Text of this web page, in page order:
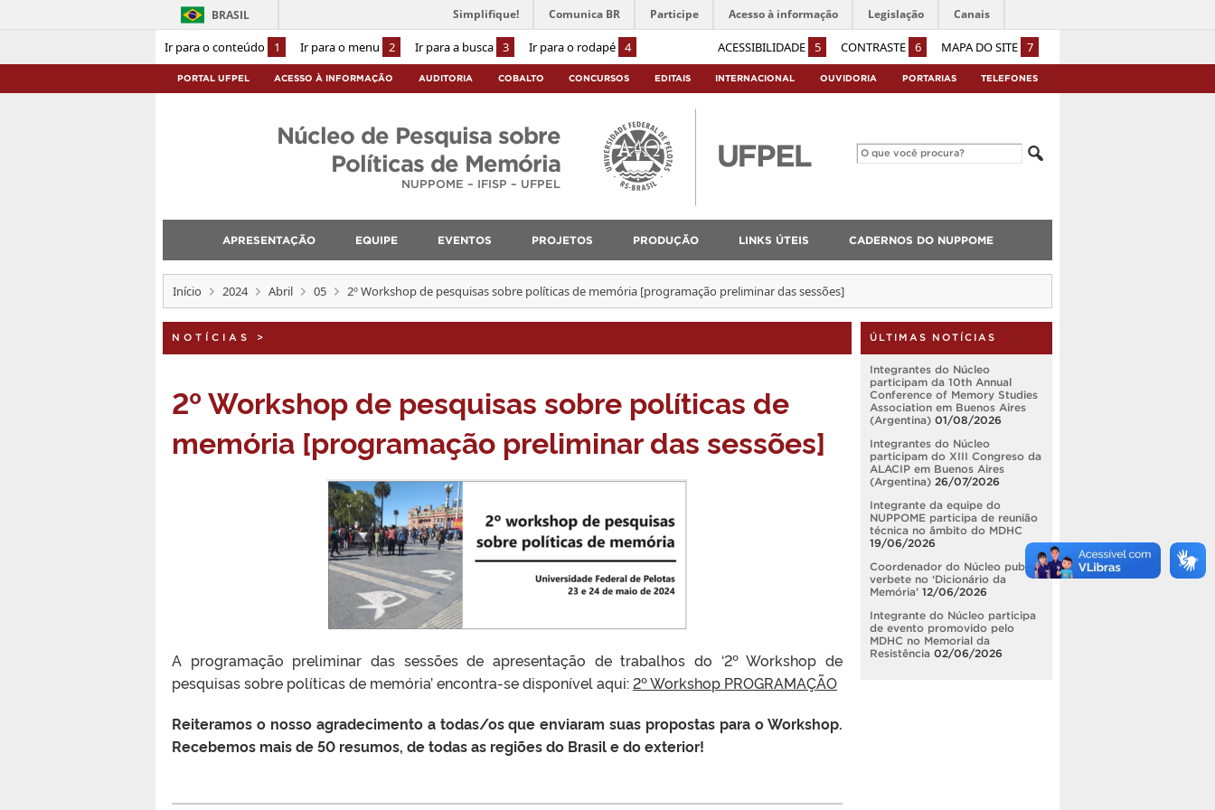
Ir para o conteúdo 1 Ir para o menu 2 Ir para a busca 3 Ir para o rodapé 4 ACESSIBILIDADE 5 CONTRASTE 6 MAPA DO SITE 7
BRASIL Simplifique! Comunica BR Participe Acesso à informação Legislação Canais
PORTAL UFPEL ACESSO À INFORMAÇÃO AUDITORIA COBALTO CONCURSOS EDITAIS INTERNACIONAL OUVIDORIA PORTARIAS TELEFONES
Núcleo de Pesquisa sobre
Políticas de Memória
NUPPOME – IFISP – UFPEL
APRESENTAÇÃO EQUIPE EVENTOS PROJETOS PRODUÇÃO LINKS ÚTEIS CADERNOS DO NUPPOME
Início 2024 Abril 05 2º Workshop de pesquisas sobre políticas de memória [programação preliminar das sessões]
NOTÍCIAS >
2º Workshop de pesquisas sobre políticas de
memória [programação preliminar das sessões]
A programação preliminar das sessões de apresentação de trabalhos do ‘2º Workshop de
pesquisas sobre políticas de memória’ encontra-se disponível aqui:2º Workshop PROGRAMAÇÃO
Reiteramos o nosso agradecimento a todas/os que enviaram suas propostas para o Workshop.
Recebemos mais de 50 resumos, de todas as regiões do Brasil e do exterior!
ÚLTIMAS NOTÍCIAS
Integrantes do Núcleo
participam da 10th Annual
Conference of Memory Studies
Association em Buenos Aires
(Argentina) 01/08/2026
Integrantes do Núcleo
participam do XIII Congreso da
ALACIP em Buenos Aires
(Argentina) 26/07/2026
Integrante da equipe do
NUPPOME participa de reunião
técnica no âmbito do MDHC
19/06/2026
Coordenador do Núcleo publica
verbete no ‘Dicionário da
Memória’ 12/06/2026
Integrante do Núcleo participa
de evento promovido pelo
MDHC no Memorial da
Resistência 02/06/2026